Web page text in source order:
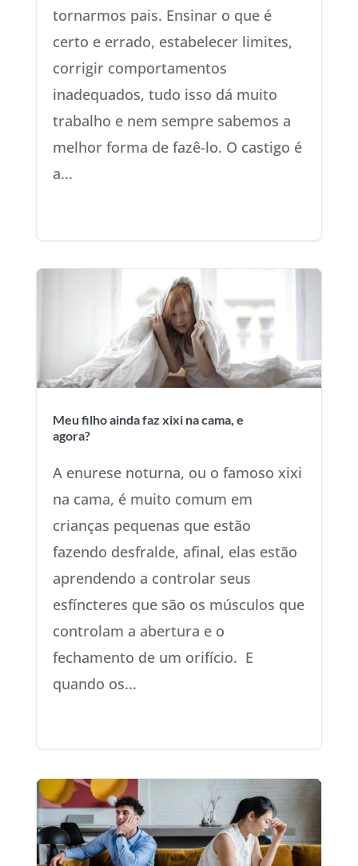
tornarmos pais. Ensinar o que é
certo e errado, estabelecer limites,
corrigir comportamentos
inadequados, tudo isso dá muito
trabalho e nem sempre sabemos a
melhor forma de fazê-lo. O castigo é
a...
Meu filho ainda faz xixi na cama, e
agora?
A enurese noturna, ou o famoso xixi
na cama, é muito comum em
crianças pequenas que estão
fazendo desfralde, afinal, elas estão
aprendendo a controlar seus
esfíncteres que são os músculos que
controlam a abertura e o
fechamento de um orifício. E
quando os...